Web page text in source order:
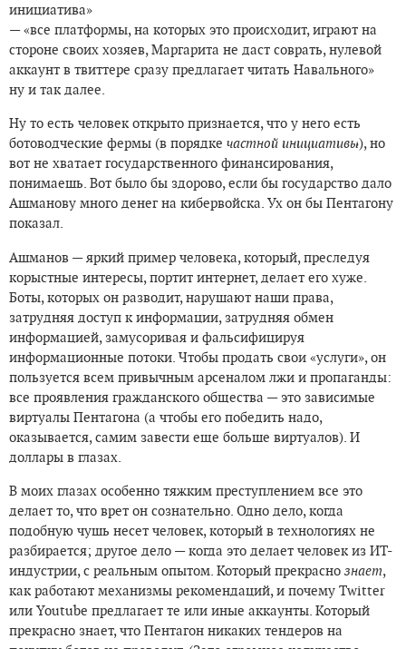
инициатива»
— «все платформы, на которых это происходит, играют на
стороне своих хозяев, Маргарита не даст соврать, нулевой
аккаунт в твиттере сразу предлагает читать Навального»
ну и так далее.
Ну то есть человек открыто признается, что у него есть
ботоводческие фермы (в порядке частной инициативы), но
вот не хватает государственного финансирования,
понимаешь. Вот было бы здорово, если бы государство дало
Ашманову много денег на кибервойска. Ух он бы Пентагону
показал.
Ашманов — яркий пример человека, который, преследуя
корыстные интересы, портит интернет, делает его хуже.
Боты, которых он разводит, нарушают наши права,
затрудняя доступ к информации, затрудняя обмен
информацией, замусоривая и фальсифицируя
информационные потоки. Чтобы продать свои «услуги», он
пользуется всем привычным арсеналом лжи и пропаганды:
все проявления гражданского общества — это зависимые
виртуалы Пентагона (а чтобы его победить надо,
оказывается, самим завести еще больше виртуалов). И
доллары в глазах.
В моих глазах особенно тяжким преступлением все это
делает то, что врет он сознательно. Одно дело, когда
подобную чушь несет человек, который в технологиях не
разбирается; другое дело — когда это делает человек из ИТ-
индустрии, с реальным опытом. Который прекрасно знает,
как работают механизмы рекомендаций, и почему Twitter
или Youtube предлагает те или иные аккаунты. Который
прекрасно знает, что Пентагон никаких тендеров на